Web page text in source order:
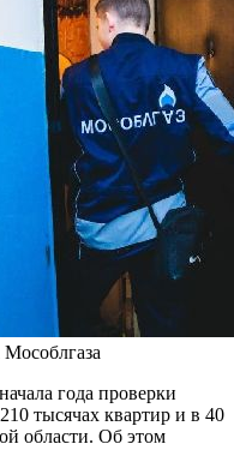
года проверки
тысячах квартир и в 40
области. Об этом